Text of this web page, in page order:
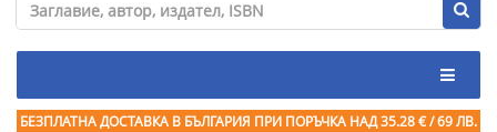
БЕЗПЛАТНА ДОСТАВКА В БЪЛГАРИЯ ПРИ ПОРЪЧКА НАД 35.28 € / 69 ЛВ.